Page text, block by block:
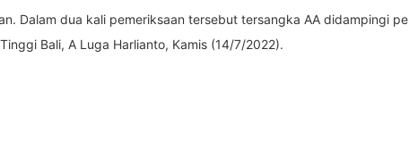
Dalam dua kali pemeriksaan tersebut tersangka AA didampingi
Bali, A Luga Harlianto, Kamis (14/7/2022).